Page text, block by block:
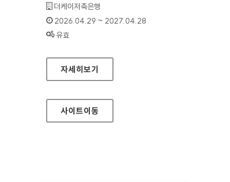
기관명 :
더케이저축은행
인증기간 :
2026.04.29 ~ 2027.04.28
상태 :
유효
더케이저축은행
자세히보기
사이트이동